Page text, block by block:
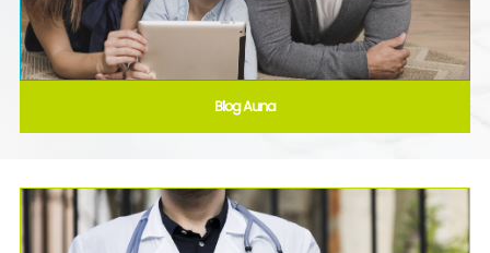
Blog Auna